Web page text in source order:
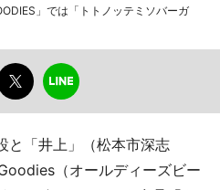
」では「トトノッテミソバーガ
と「井上」（松本市深志
（オールディーズビー